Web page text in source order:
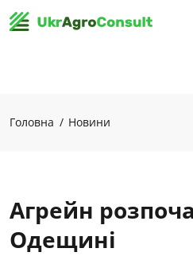
Головна Новини
Агрейн
Одещині